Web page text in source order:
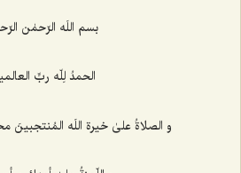
بسم اللَه الرّحمٰن
الحمدُ لِلّه ربِّ
و الصلاةُ علیٰ خیرة اللَه المُنتجبینَ